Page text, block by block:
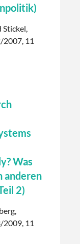
2007, 11
Was
anderen
2)
2009, 11